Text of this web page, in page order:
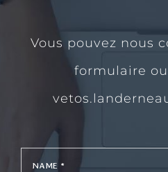
Vous pouvez nous
formulaire